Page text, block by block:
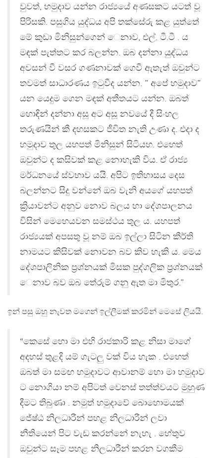
වුවත්, හමුදාව යන්න රාජ්‍යයේ අණසකට යටත් වූ
පිරිසකි. පසුගිය යුද්ධය අපි තක්සේරු කළ යුත්තේ
මේ කුඩා මිනිසුන්ගෙන් ෙනාව, එල්. ටී.ටී . ය
මඳක් පැත්තට කර බලන්න. ඔබ දන්නා යුද්ධය
අවසන් වී වසර ගණනාවක් ගෙවී ඇතැත් ඔවුන්ට
තවමත් සාධාරණය ඉටුවීද යන්න. ” අපේ හමුදාව”
යන යෙදුම ගෙන මඳක් අතීතයට යන්න. ඔබත්
හොඳින් දන්නා අසූ අට අසූ නවයේ දී සිංහල
තරුණයින් කී දහසකට ජීවිත නැති උණා ද. එදා ද
හමුදාව තුල යහපත් මිනිසුන් සිටියහ. එහෙත්
ඔවුන්ට ද කසිවක් කළ නොහැකි විය. ඒ රාජ්‍ය
මර්ධනයේ ස්වභාව යයි. අපිට ඉතිහාසය දෙස
බලන්නට සිදු වන්නේ ඔබ වැනි අයගේ යහපත්
ක්‍රියාවන්ට අනුව නොව බලය හා දේශපාලනය
විසින් මෙහෙයවන සමස්ථය තුල ය. යහපත්
රාජ්‍යයක් අපසතු වූ නම් ඔබ ඉල්ලා සිටින කීර්ති
නාමයට කිසිවක් නොවන බව කිව හැකි ය. මෙය
දේශපාලිනික ප්‍රශ්නයක් මිසක පුද්ගලික ප්‍රශ්නයක්
ෙනාව බව ඔබ තේරුම් ගනු ඇත මා මිතුර.”
ඉන් පසු ඔහු නැවත මගෙන් ඉල්ලීමක් කරමින් මෙසේ ලියයි.
“කෙසේ හො මා එහි රාජකාරි කළ නිසා මාගේ
අදහස් තුළදි යම් ගැටලු වක් විය හැක . එහෙත්
ඔබත් මා සමඟ හමුදාවට ආවානම් හො මා හමුදාව
ට නොගියා නම් අපිටත් වෙනස් තත්ත්වයට මුහුණ
දීමට තිබුණා . නමුත් හමුදාවේ බොහොමයක්
ජේෂ්ඨ නිලධාරීන් පහළ නිලධාරීන් ලවා
නීතියෙන් පිට වැඩ කරන්නේ නැහැ . හේතුව
ඔවුන්ට සෑම පහළ නිලධාරීන් කරන වගකීම